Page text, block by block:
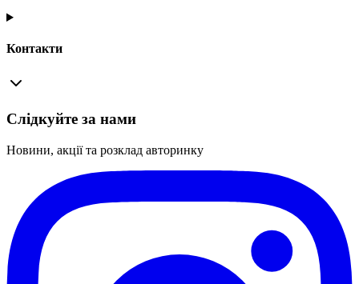
Контакти
Слідкуйте за нами
Новини, акції та розклад авторинку